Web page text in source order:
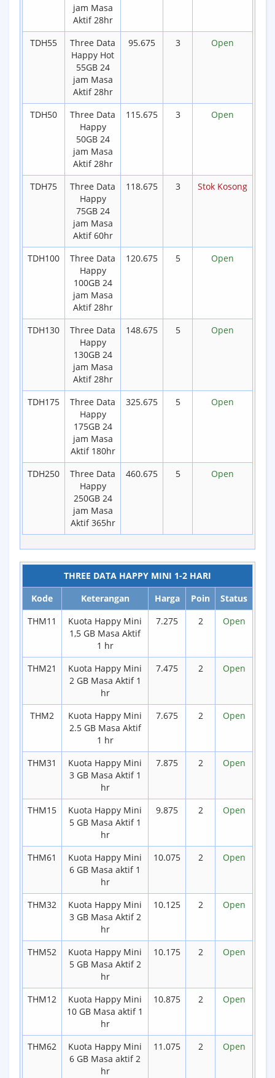
jam Masa
Aktif 28hr
TDH55
Three Data
Happy Hot
55GB 24
jam Masa
Aktif 28hr
95.675 3 Open
TDH50
Three Data
Happy
50GB 24
jam Masa
Aktif 28hr
115.675 3 Open
TDH75
Three Data
Happy
75GB 24
jam Masa
Aktif 60hr
118.675 3 Stok Kosong
TDH100
Three Data
Happy
100GB 24
jam Masa
Aktif 28hr
120.675 5 Open
TDH130
Three Data
Happy
130GB 24
jam Masa
Aktif 28hr
148.675 5 Open
TDH175
Three Data
Happy
175GB 24
jam Masa
Aktif 180hr
325.675 5 Open
TDH250
Three Data
Happy
250GB 24
jam Masa
Aktif 365hr
460.675 5 Open
THREE DATA HAPPY MINI 1-2 HARI
Kode
Keterangan Harga Poin
Status
THM11
Kuota Happy Mini
1,5 GB Masa Aktif
1 hr
7.275 2 Open
THM21
Kuota Happy Mini
2 GB Masa Aktif 1
hr
7.475 2 Open
THM2
Kuota Happy Mini
2.5 GB Masa Aktif
1 hr
7.675 2 Open
THM31
Kuota Happy Mini
3 GB Masa Aktif 1
hr
7.875 2 Open
THM15
Kuota Happy Mini
5 GB Masa Aktif 1
hr
9.875 2 Open
THM61
Kuota Happy Mini
6 GB Masa aktif 1
hr
10.075 2 Open
THM32
Kuota Happy Mini
3 GB Masa Aktif 2
hr
10.125 2 Open
THM52
Kuota Happy Mini
5 GB Masa Aktif 2
hr
10.175 2 Open
THM12
Kuota Happy Mini
10 GB Masa aktif 1
hr
10.875 2 Open
THM62
Kuota Happy Mini
6 GB Masa aktif 2
hr
11.075 2 Open